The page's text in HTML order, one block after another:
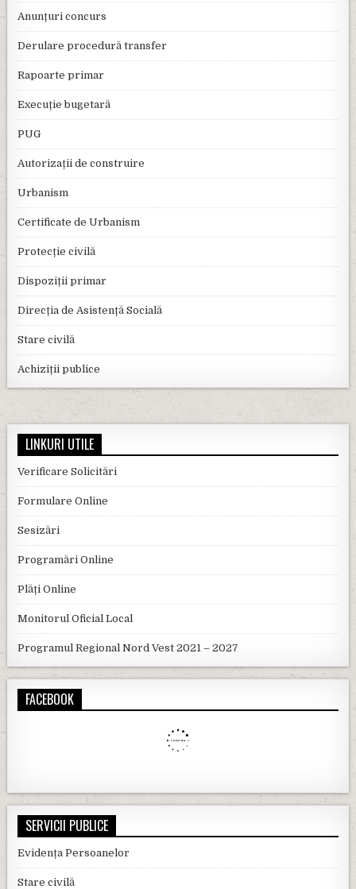
Anunțuri concurs
Derulare procedură transfer
Rapoarte primar
Execuție bugetară
PUG
Autorizații de construire
Urbanism
Certificate de Urbanism
Protecție civilă
Dispoziții primar
Direcția de Asistență Socială
Stare civilă
Achiziții publice
LINKURI UTILE
Verificare Solicitări
Formulare Online
Sesizări
Programări Online
Plăți Online
Monitorul Oficial Local
Programul Regional Nord Vest 2021 – 2027
FACEBOOK
SERVICII PUBLICE
Evidența Persoanelor
Stare civilă